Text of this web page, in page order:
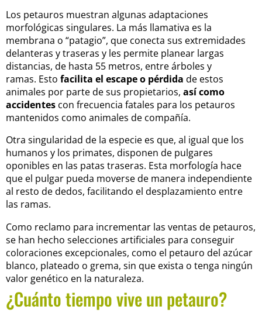
Los petauros muestran algunas adaptaciones
morfológicas singulares. La más llamativa es la
membrana o “patagio”, que conecta sus extremidades
delanteras y traseras y les permite planear largas
distancias, de hasta 55 metros, entre árboles y
ramas. Esto facilita el escape o pérdida de estos
animales por parte de sus propietarios, así como
accidentes con frecuencia fatales para los petauros
mantenidos como animales de compañía.
Otra singularidad de la especie es que, al igual que los
humanos y los primates, disponen de pulgares
oponibles en las patas traseras. Esta morfología hace
que el pulgar pueda moverse de manera independiente
al resto de dedos, facilitando el desplazamiento entre
las ramas.
Como reclamo para incrementar las ventas de petauros,
se han hecho selecciones artificiales para conseguir
coloraciones excepcionales, como el petauro del azúcar
blanco, plateado o grema, sin que exista o tenga ningún
valor genético en la naturaleza.
¿Cuánto tiempo vive un petauro?